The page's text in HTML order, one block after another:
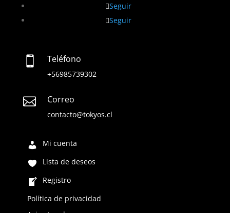
Seguir
Seguir
 Teléfono
+56985739302
 Correo
contacto@tokyos.cl
Mi cuenta
Lista de deseos
Registro
Política de privacidad